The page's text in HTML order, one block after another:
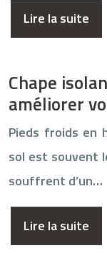
Lire la suite
Chape
améliorer
Pieds froids en
sol est souvent
souffrent d’un…
Lire la suite